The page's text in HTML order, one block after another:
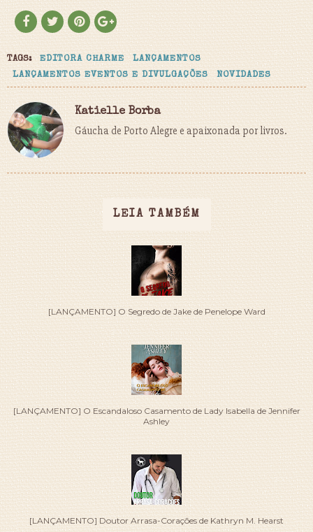
TAGS: EDITORA CHARME
LANÇAMENTOS
LANÇAMENTOS EVENTOS E DIVULGAÇÕES
NOVIDADES
Katielle Borba
Gáucha de Porto Alegre e apaixonada por livros.
LEIA TAMBÉM
[LANÇAMENTO] O Segredo de Jake de Penelope Ward
[LANÇAMENTO] O Escandaloso Casamento de Lady Isabella de Jennifer
Ashley
[LANÇAMENTO] Doutor Arrasa-Corações de Kathryn M. Hearst